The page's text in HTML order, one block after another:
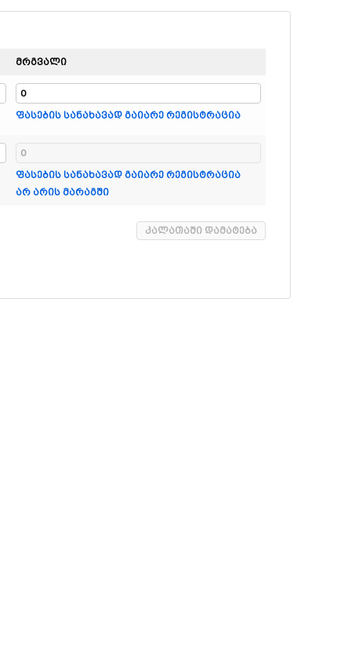
მრგვალი
ფასების სანახავად გაიარე რეგისტრაცია
ფასების სანახავად გაიარე რეგისტრაცია
არ არის მარაგში
კალათაში დამატება